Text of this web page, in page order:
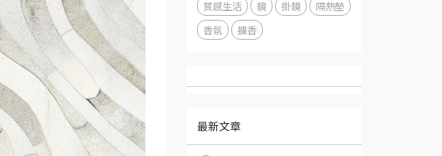
質感生活
鏡 掛鏡
隔熱墊
香氛
擴香
最新文章